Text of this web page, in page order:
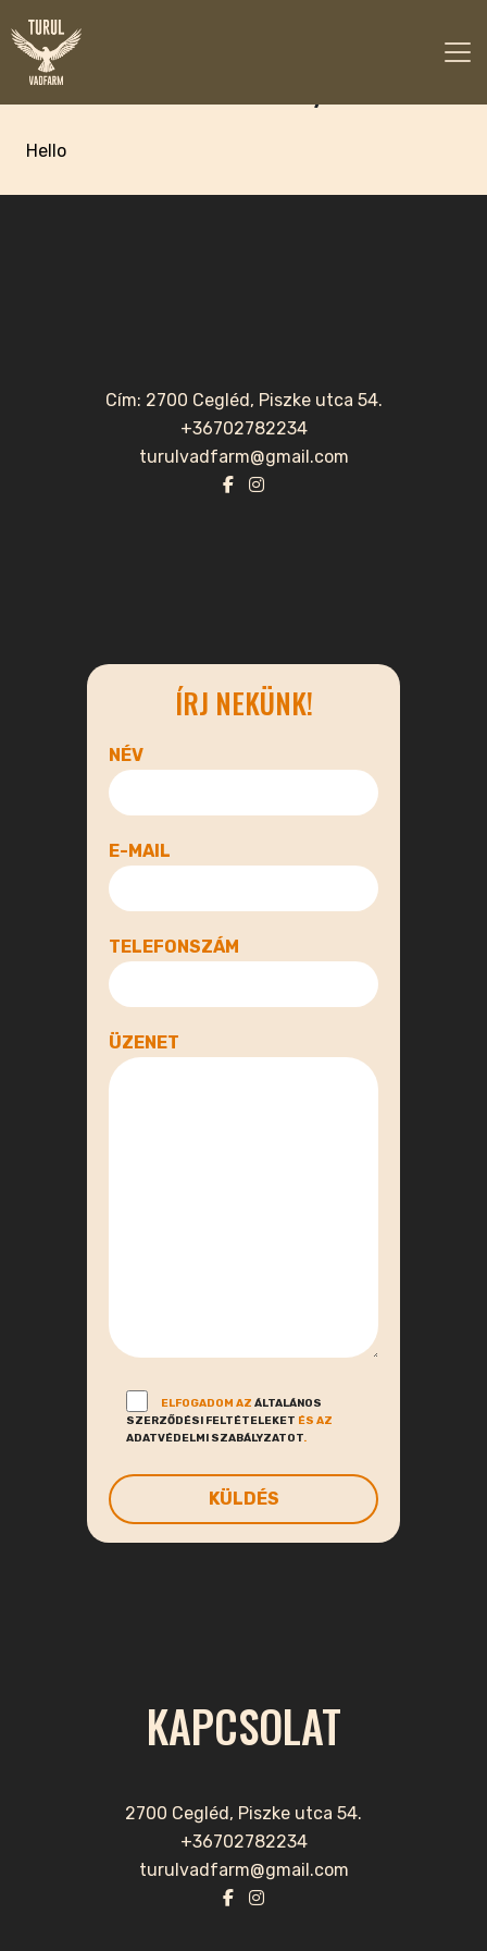
Hello
Cím: 2700 Cegléd, Piszke utca 54.
+36702782234
turulvadfarm@gmail.com
ÍRJ NEKÜNK!
NÉV
E-MAIL
TELEFONSZÁM
ÜZENET
ELFOGADOM AZ ÁLTALÁNOS
SZERZŐDÉSI FELTÉTELEKET ÉS AZ
ADATVÉDELMI SZABÁLYZATOT.
KAPCSOLAT
2700 Cegléd, Piszke utca 54.
+36702782234
turulvadfarm@gmail.com